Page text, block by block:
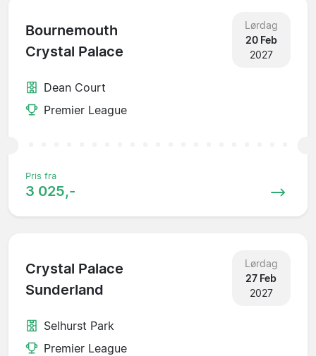
Bournemouth
Crystal Palace
Lørdag
20 Feb
2027
Dean Court
Premier League
Pris fra
3 025,-
Crystal Palace
Sunderland
Lørdag
27 Feb
2027
Selhurst Park
Premier League